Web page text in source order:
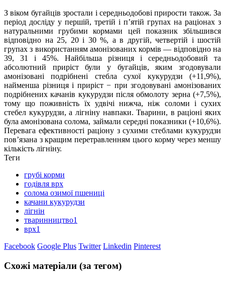
З віком бугайців зростали і середньодобові прирости також. За
період досліду у першій, третій і п’ятій групах на раціонах з
натуральними грубими кормами цей показник збільшився
відповідно на 25, 20 і 30 %, а в другій, четвертій і шостій
групах з використанням амонізованих кормів — відповідно на
39, 31 і 45%. Найбільша різниця і середньодобовий та
абсолютний приріст були у бугайців, яким згодовували
амонізовані подрібнені стебла сухої кукурудзи (+11,9%),
найменша різниця і приріст − при згодовувані амонізованих
подрібнених качанів кукурудзи після обмолоту зерна (+7,5%),
тому що поживність їх удвічі нижча, ніж соломи і сухих
стебел кукурудзи, а лігніну навпаки. Тварини, в раціоні яких
була амонізована солома, займали середні показники (+10,6%).
Перевага ефективності раціону з сухими стеблами кукурудзи
пов’язана з кращим перетравленням цього корму через меншу
кількість лігніну.
Теги
грубі корми
годівля врх
солома озимої пшениці
качани кукурудзи
лігнін
тваринництво1
врх1
Facebook Google Plus Twitter Linkedin Pinterest
Схожі матеріали (за тегом)